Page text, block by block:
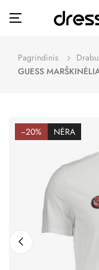
Toggle
navigation
☰
Pagrindinis
GUESS
−20% NĖRA